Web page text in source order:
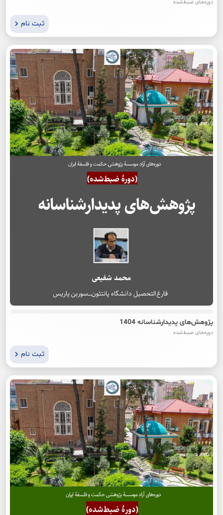
دوره‌های ضبط‌شده
ثبت نام
پژوهش‌های پدیدارشناسانه 1404
دوره‌های ضبط‌شده
ثبت نام